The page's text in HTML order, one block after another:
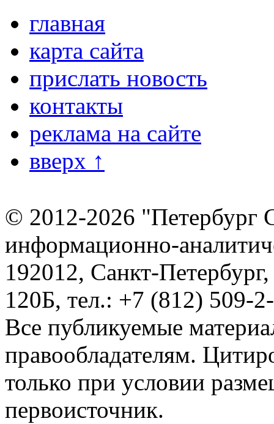
главная
карта сайта
прислать новость
контакты
реклама на сайте
вверх ↑
© 2012-2026 "Петербург
информационно-
192012, Санкт-
120Б, тел.: +7 (812) 509-
Все публикуемые
правообладателям.
только при условии
первоисточник.